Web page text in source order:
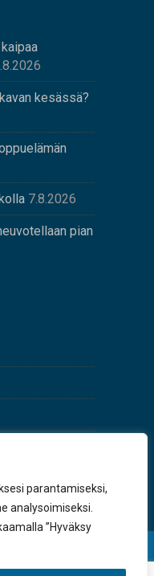
parantamiseksi,
analysoimiseksi.
”Hyväksy
kesässä?
7.8.2026
pian